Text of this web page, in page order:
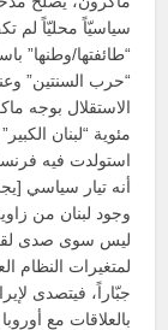
سياسيّاً محليّاً لم
“طائفتها/وطنها”
“حرب السنتين”
الاستقلال بوجه
مئوية “لبنان
استولدت فيه
أنه تيار سياسي
وجود لبنان من
ليس سوى صدى
لمتغيرات النظام
جبّاراً، فيتصدى
بالعلاقات مع